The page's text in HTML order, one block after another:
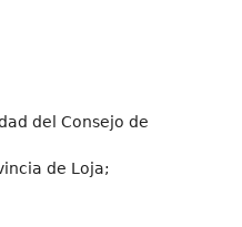
del Consejo de
de Loja;